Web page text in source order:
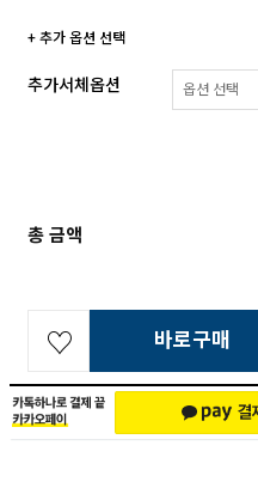
+ 추가 옵션 선택
추가서체옵션
총 금액
바로구매